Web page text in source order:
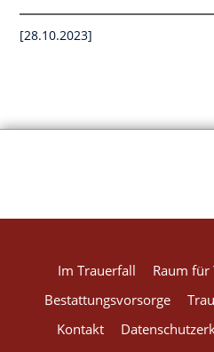
[28.10.2023]
Im Trauerfall Raum für
Bestattungsvorsorge
Kontakt